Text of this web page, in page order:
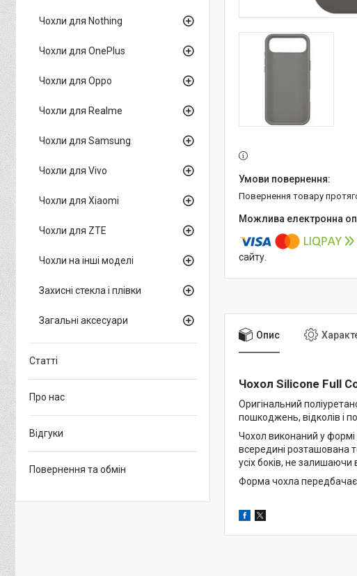
повернення товару
сайту.
Опис
Чохол Silicone Full
Оригінальний
пошкоджень, відколів і
Чохол виконаний у
всередині розташована
усіх боків, не
Форма чохла передбачає
Чохли для Nothing
Чохли для OnePlus
Чохли для Oppo
Чохли для Realme
Чохли для Samsung
Чохли для Vivo
Чохли для Xiaomi
Чохли для ZTE
Чохли на інші моделі
Захисні стекла і плівки
Загальні аксесуари
Статті
Про нас
Відгуки
Повернення та обмін